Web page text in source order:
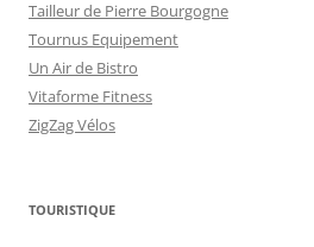
Tailleur de Pierre Bourgogne
Tournus Equipement
Un Air de Bistro
Vitaforme Fitness
ZigZag Vélos
TOURISTIQUE